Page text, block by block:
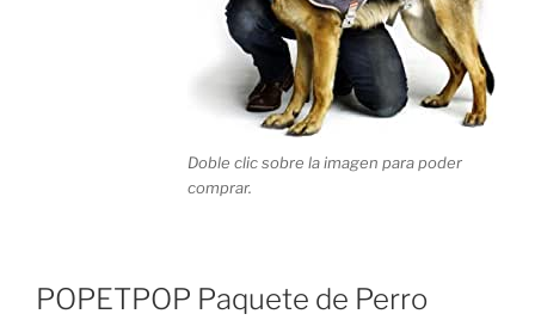
Doble clic sobre la imagen para poder
comprar.
POPETPOP Paquete de Perro